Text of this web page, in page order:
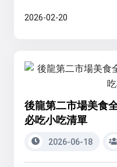
2026-02-20
後龍第二市場美食
必吃小吃清單
2026-06-18